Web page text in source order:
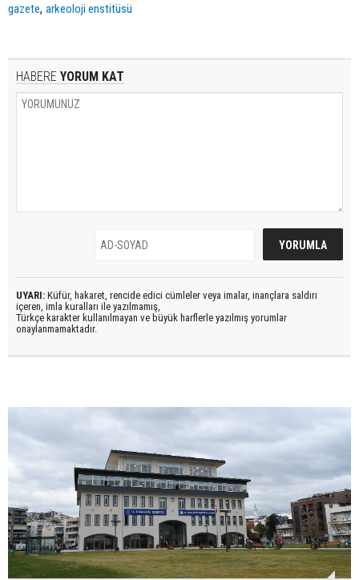
gazete, arkeoloji enstitüsü
HABERE YORUM KAT
UYARI: Küfür, hakaret, rencide edici cümleler veya imalar, inançlara saldırı
içeren, imla kuralları ile yazılmamış,
Türkçe karakter kullanılmayan ve büyük harflerle yazılmış yorumlar
onaylanmamaktadır.